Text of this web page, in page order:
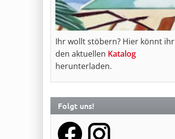
Ihr wollt stöbern? Hier könnt ihr
den aktuellen Katalog
herunterladen.
Folgt uns!